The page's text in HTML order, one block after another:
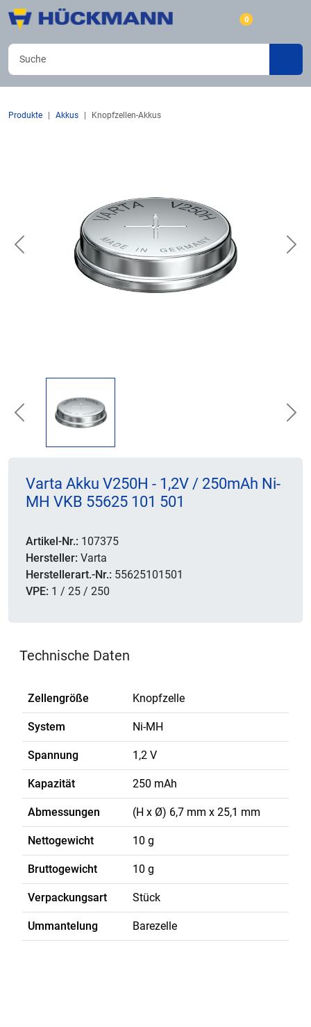
0
Produkte Akkus Knopfzellen-Akkus
Previous
Previous
Varta Akku V250H - 1,2V / 250mAh Ni-
MH VKB 55625 101 501
Artikel-Nr.: 107375
Hersteller: Varta
Herstellerart.-Nr.: 55625101501
VPE: 1 / 25 / 250
Technische Daten
Zellengröße Knopfzelle
System Ni-MH
Spannung 1,2 V
Kapazität 250 mAh
Abmessungen (H x Ø) 6,7 mm x 25,1 mm
Nettogewicht 10 g
Bruttogewicht 10 g
Verpackungsart Stück
Ummantelung Barezelle